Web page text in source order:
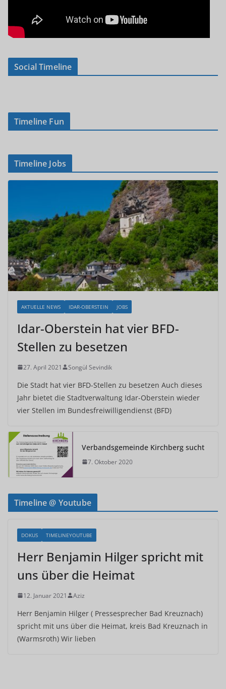
Social Timeline
Timeline Fun
Timeline Jobs
AKTUELLE NEWS IDAR-OBERSTEIN JOBS
Idar-Oberstein hat vier BFD-
Stellen zu besetzen
27. April 2021 Songül Sevindik
Die Stadt hat vier BFD-Stellen zu besetzen Auch dieses
Jahr bietet die Stadtverwaltung Idar-Oberstein wieder
vier Stellen im Bundesfreiwilligendienst (BFD)
Verbandsgemeinde Kirchberg sucht
7. Oktober 2020
Timeline @ Youtube
DOKUS TIMELINEYOUTUBE
Herr Benjamin Hilger spricht mit
uns über die Heimat
12. Januar 2021 Aziz
Herr Benjamin Hilger ( Pressesprecher Bad Kreuznach)
spricht mit uns über die Heimat, kreis Bad Kreuznach in
(Warmsroth) Wir lieben